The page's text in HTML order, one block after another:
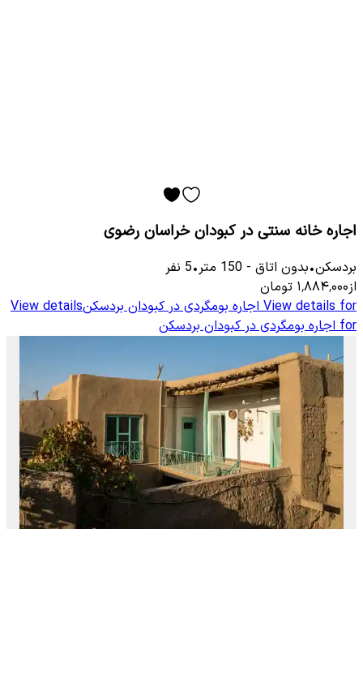
اجاره خانه سنتی در کبودان خراسان رضوی
بردسکن•بدون اتاق -
150 متر•
5 نفر
از۱٬۸۸۴٬۰۰۰ تومان
View details for اجاره بومگردی در کبودان بردسکنView details
for اجاره بومگردی در کبودان بردسکن